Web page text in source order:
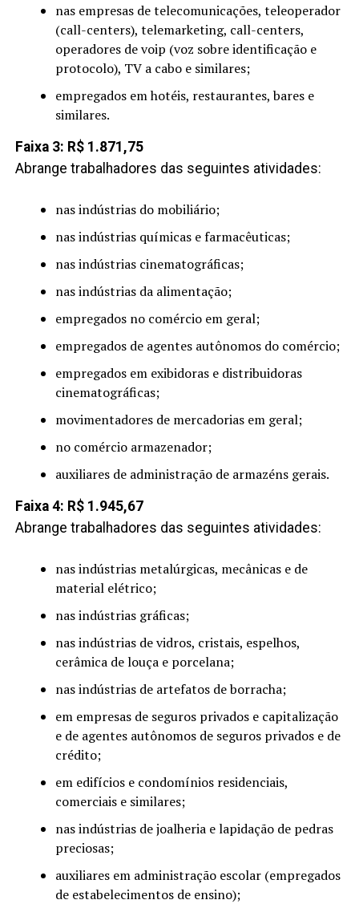
nas empresas de telecomunicações, teleoperador
(call-centers), telemarketing, call-centers,
operadores de voip (voz sobre identificação e
protocolo), TV a cabo e similares;
empregados em hotéis, restaurantes, bares e
similares.
Faixa 3: R$ 1.871,75
Abrange trabalhadores das seguintes atividades:
nas indústrias do mobiliário;
nas indústrias químicas e farmacêuticas;
nas indústrias cinematográficas;
nas indústrias da alimentação;
empregados no comércio em geral;
empregados de agentes autônomos do comércio;
empregados em exibidoras e distribuidoras
cinematográficas;
movimentadores de mercadorias em geral;
no comércio armazenador;
auxiliares de administração de armazéns gerais.
Faixa 4: R$ 1.945,67
Abrange trabalhadores das seguintes atividades:
nas indústrias metalúrgicas, mecânicas e de
material elétrico;
nas indústrias gráficas;
nas indústrias de vidros, cristais, espelhos,
cerâmica de louça e porcelana;
nas indústrias de artefatos de borracha;
em empresas de seguros privados e capitalização
e de agentes autônomos de seguros privados e de
crédito;
em edifícios e condomínios residenciais,
comerciais e similares;
nas indústrias de joalheria e lapidação de pedras
preciosas;
auxiliares em administração escolar (empregados
de estabelecimentos de ensino);